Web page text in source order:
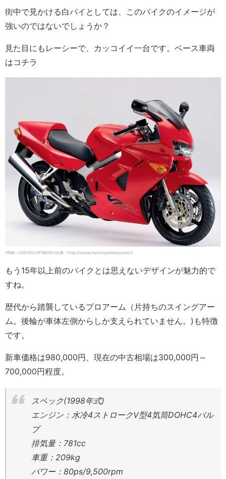
街中で見かける白バイとしては、このバイクのイメージが
強いのではないでしょうか？
見た目にもレーシーで、カッコイイ一台です。ベース車両
はコチラ
1998～2001年のVFR800F(出典：http://www.motorcycledaily.com/)
もう15年以上前のバイクとは思えないデザインが魅力的で
すね。
歴代から踏襲しているプロアーム（片持ちのスイングアー
ム。後輪が車体左側からしか支えられていません。)も特徴
です。
新車価格は980,000円、現在の中古相場は300,000円～
700,000円程度。
スペック(1998年式)
エンジン：水冷4ストロークV型4気筒DOHC4バル
ブ
排気量：781cc
車重：209kg
パワー：80ps/9,500rpm